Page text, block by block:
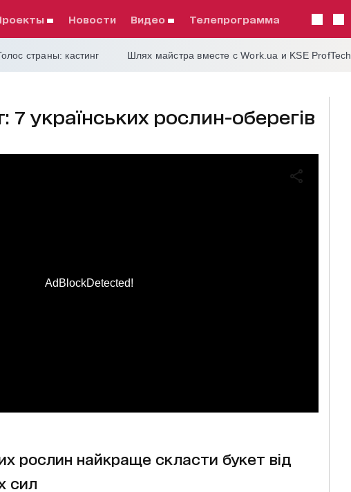
проекты Новости видео телепрограмма
страны: кастинг Шлях майстра вместе с Work.ua и KSE ProfTech
7 українських рослин-оберегів
AdBlockDetected!
рослин найкраще скласти букет від
сил